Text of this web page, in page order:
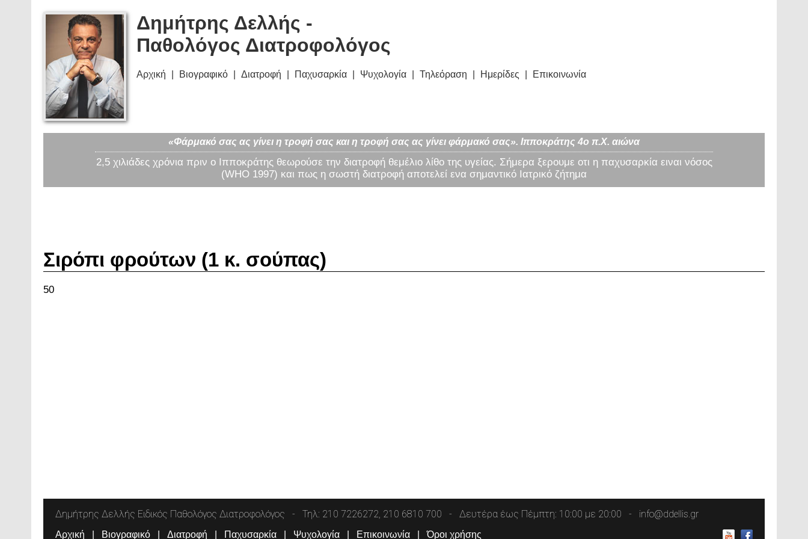
Δημήτρης Δελλής -
Παθολόγος Διατροφολόγος
Αρχική Βιογραφικό Διατροφή Παχυσαρκία Ψυχολογία Τηλεόραση Ημερίδες Επικοινωνία
«Φάρμακό σας ας γίνει η τροφή σας και η τροφή σας ας γίνει φάρμακό σας». Ιπποκράτης 4ο π.Χ. αιώνα
2,5 χιλιάδες χρόνια πριν ο Ιπποκράτης θεωρούσε την διατροφή θεμέλιο λίθο της υγείας. Σήμερα ξερουμε οτι η παχυσαρκία ειναι νόσος
(WHO 1997) και πως η σωστή διατροφή αποτελεί ενα σημαντικό Ιατρικό ζήτημα
Σιρόπι φρούτων (1 κ. σούπας)
50
Δημήτρης Δελλής Ειδικός Παθολόγος Διατροφολόγος Τηλ: 210 7226272, 210 6810 700 Δευτέρα έως Πέμπτη: 10:00 με 20:00 info@ddellis.gr
Αρχική Βιογραφικό Διατροφή Παχυσαρκία Ψυχολογία Επικοινωνία Όροι χρήσης